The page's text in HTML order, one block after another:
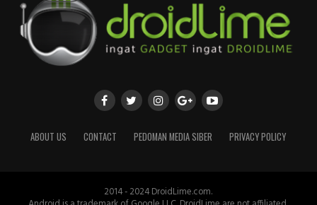
ABOUT US CONTACT PEDOMAN MEDIA SIBER PRIVACY POLICY
2014 - 2024 DroidLime.com.